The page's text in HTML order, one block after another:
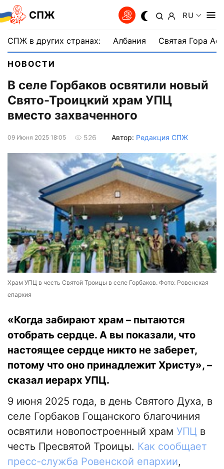
СПЖ RU
СПЖ в других странах: Албания Святая Гора
НОВОСТИ
В селе Горбаков освятили новый
Свято-Троицкий храм УПЦ
вместо захваченного
09 Июня 2025 18:05 526 Автор: Редакция СПЖ
Храм УПЦ в честь Святой Троицы в селе Горбаков. Фото: Ровенская
епархия
«Когда забирают храм – пытаются
отобрать сердце. А вы показали, что
настоящее сердце никто не заберет,
потому что оно принадлежит Христу», –
сказал иерарх УПЦ.
9 июня 2025 года, в день Святого Духа, в
селе Горбаков Гощанского благочиния
освятили новопостроенный храм УПЦ в
честь Пресвятой Троицы. Как сообщает
пресс-служба Ровенской епархии,